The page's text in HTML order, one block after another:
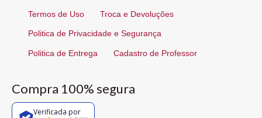
Termos de Uso Troca e Devoluções
Politica de Privacidade e Segurança
Politica de Entrega Cadastro de Professor
Compra 100% segura
Verificada por